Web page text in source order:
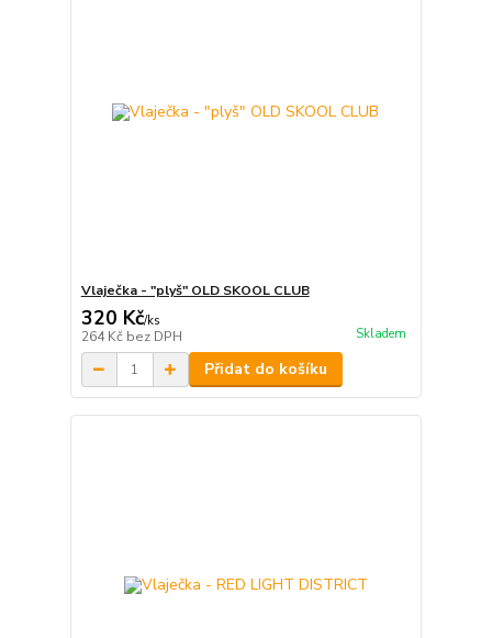
Vlaječka - "plyš" OLD SKOOL CLUB
320 Kč/ks
264 Kč bez DPH Skladem
Přidat do košíku